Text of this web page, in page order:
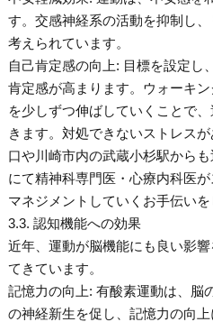
す。交感神経系の活動を抑制し
考えられています。
自己肯定感の向上: 目標を設定し
肯定感が高まります。ウォーキ
を少しずつ伸ばしていくことで
きます。対処できないストレス
口や川崎市内の武蔵小杉駅から
にて精神科専門医・心療内科医
マネジメントしていくお手伝い
3.3. 認知機能への効果
近年、運動が脳機能にも良い影
てきています。
記憶力の向上: 有酸素運動は、脳
の神経新生を促し、記憶力の向